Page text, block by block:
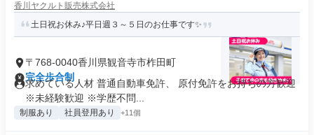
香川ヤクルト販売株式会社
土日祝お休み♪平日週３～５日のお仕事です✨
〒768-0040香川県観音寺市柞田町
完全歩合制
求めている人材 普通自動車免許、 原付免許をお持ちの方歓迎
※未経験歓迎 ※学歴不問...
制服あり 社員登用あり +11個